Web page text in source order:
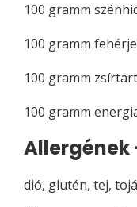
100 gramm
100 gramm
100 gramm
100 gramm
Allergének
dió, glutén, tej,